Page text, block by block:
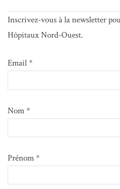
Inscrivez-vous à la newsletter
Hôpitaux Nord-Ouest.
Email *
Nom *
Prénom *